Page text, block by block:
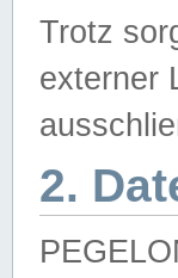
Trotz
externer
2.